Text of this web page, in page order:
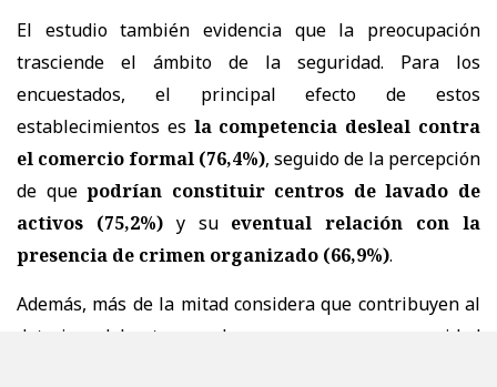
El estudio también evidencia que la preocupación
trasciende el ámbito de la seguridad. Para los
encuestados, el principal efecto de estos
establecimientos es la competencia desleal contra
el comercio formal (76,4%), seguido de la percepción
de quepodrían constituir centros de lavado de
activos (75,2%)y su eventual relación con la
presencia de crimen organizado (66,9%).
Además, más de la mitad considera que contribuyen al
deterioro del entorno urbano y a una menor seguridad